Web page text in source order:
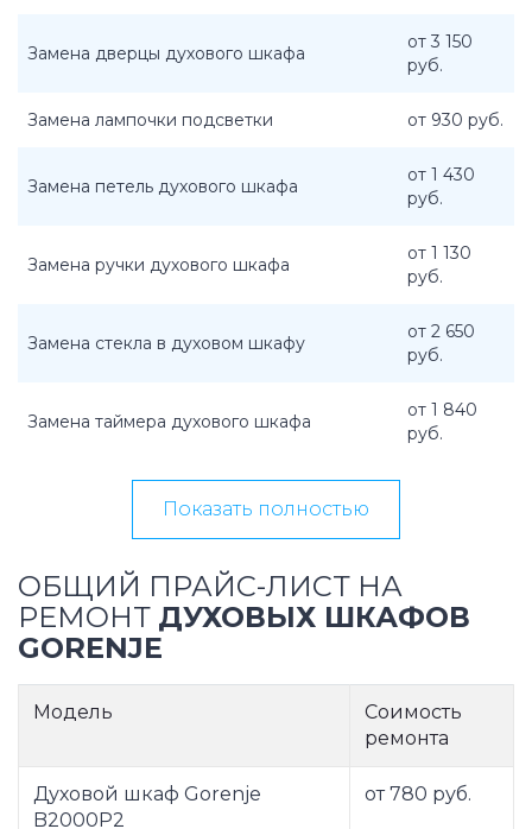
Замена дверцы духового шкафа
от 3 150
руб.
Замена лампочки подсветки от 930 руб.
Замена петель духового шкафа
от 1 430
руб.
Замена ручки духового шкафа
от 1 130
руб.
Замена стекла в духовом шкафу
от 2 650
руб.
Замена таймера духового шкафа
от 1 840
руб.
Показать полностью
ОБЩИЙ ПРАЙС-ЛИСТ НА
РЕМОНТ ДУХОВЫХ ШКАФОВ
GORENJE
Модель
Соимость
ремонта
Духовой шкаф Gorenje
B2000P2
от 780 руб.